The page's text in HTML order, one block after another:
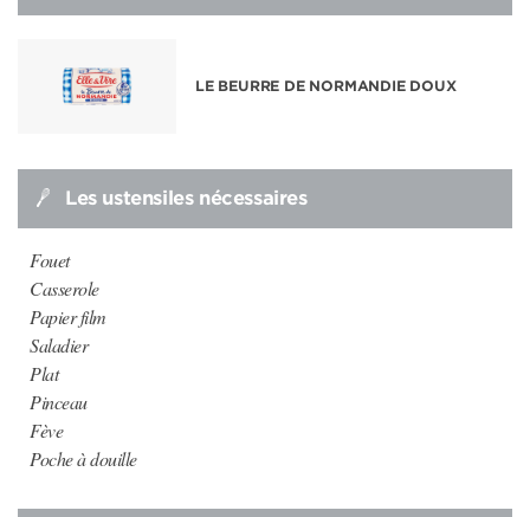
LE BEURRE DE NORMANDIE DOUX
Les ustensiles nécessaires
Fouet
Casserole
Papier film
Saladier
Plat
Pinceau
Fève
Poche à douille